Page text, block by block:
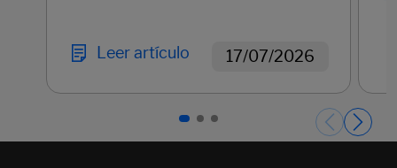
Leer artículo 17/07/2026